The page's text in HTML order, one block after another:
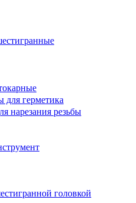
для герметика
нарезания резьбы
головкой